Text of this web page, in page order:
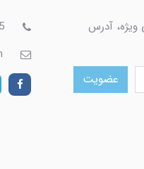
ویژه، آدرس
عضویت